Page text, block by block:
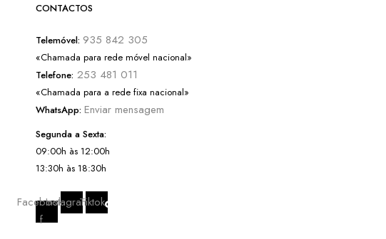
CONTACTOS
Telemóvel: 935 842 305
«Chamada para rede móvel nacional»
Telefone: 253 481 011
«Chamada para a rede fixa nacional»
WhatsApp: Enviar mensagem
Segunda a Sexta:
09:00h às 12:00h
13:30h às 18:30h
Facebook-
f
InstagramTiktok